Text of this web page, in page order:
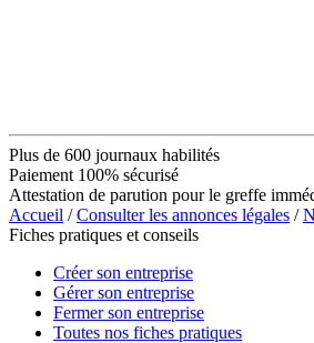
Plus de 600 journaux habilités
Paiement 100% sécurisé
Attestation de parution pour le greffe
Accueil /Consulter les annonces légales /
Fiches pratiques et conseils
Créer son entreprise
Gérer son entreprise
Fermer son entreprise
Toutes nos fiches pratiques